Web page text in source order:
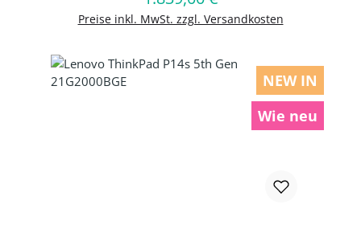
Preise inkl. MwSt. zzgl. Versandkosten
NEW IN
Wie neu